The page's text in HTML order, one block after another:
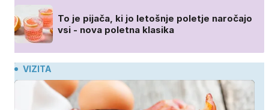
To je pijača, ki jo letošnje poletje naročajo
vsi - nova poletna klasika
VIZITA